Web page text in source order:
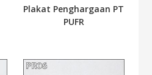
Plakat Penghargaan PT
PUFR